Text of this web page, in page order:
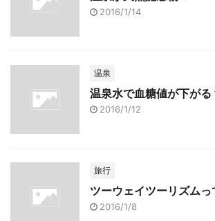
2016/1/14
温泉
温泉水で血糖値が下がる
2016/1/12
旅行
ツーウェイツーリズムっ
2016/1/8